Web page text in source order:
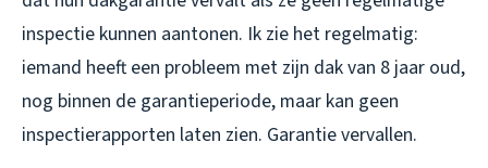
inspectie kunnen aantonen. Ik zie het regelmatig:
iemand heeft een probleem met zijn dak van 8 jaar oud,
nog binnen de garantieperiode, maar kan geen
inspectierapporten laten zien. Garantie vervallen.